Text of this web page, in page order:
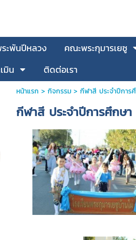
ะพันปีหลวง คณะพระกุมารเยซู
มิน ติดต่อเรา
หน้าแรก > กิจกรรม> กีฬาสี ประจำปีการ
กีฬาสี ประจำปีการศึกษา